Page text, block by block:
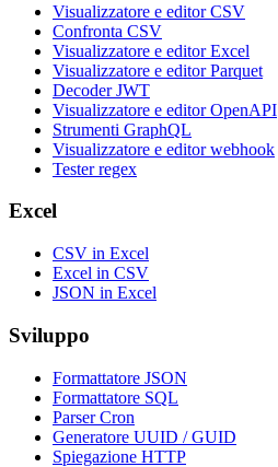
Visualizzatore e editor CSV
Confronta CSV
Visualizzatore e editor Excel
Visualizzatore e editor Parquet
Decoder JWT
Visualizzatore e editor OpenAPI
Strumenti GraphQL
Visualizzatore e editor webhook
Tester regex
Excel
CSV in Excel
Excel in CSV
JSON in Excel
Sviluppo
Formattatore JSON
Formattatore SQL
Parser Cron
Generatore UUID / GUID
Spiegazione HTTP